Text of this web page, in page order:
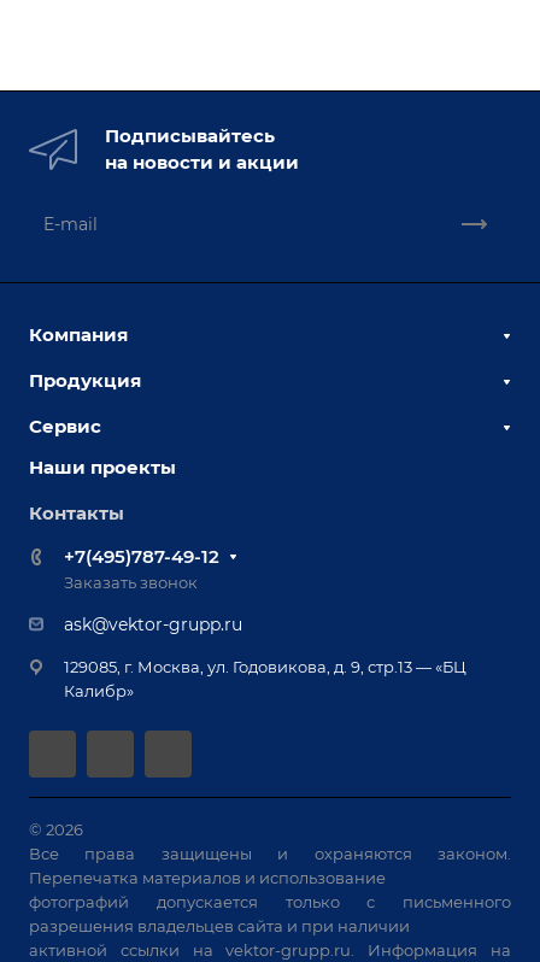
Подписывайтесь
на новости и акции
Компания
О компании
Выставки и мероприятия
Вопрос ответ
Реквизиты
Документы
Продукция
Сборочно-сварочные столы
Оснастка для сварочных столов
Оборудование для приварки крепежа
Приварной крепеж
Специализированные решения для сварки
Позиционеры и вращатели
Машины контактной сварки
Универсальные зажимы
Системы аспирации
Станки лазерной резки
Решения для учебных заведений
Сервис
Сервисное обслуживание
Обучение
Лизинг
Гарантия
автоматизации
Наши проекты
Контакты
+7(495)787-49-12
Заказать звонок
ask@vektor-grupp.ru
129085, г. Москва, ул. Годовикова, д. 9, стр.13 — «БЦ
Калибр»
© 2026
Все права защищены и охраняются законом.
Перепечатка материалов и использование
фотографий допускается только с письменного
разрешения владельцев сайта и при наличии
активной ссылки наvektor-grupp.ru . Информация на